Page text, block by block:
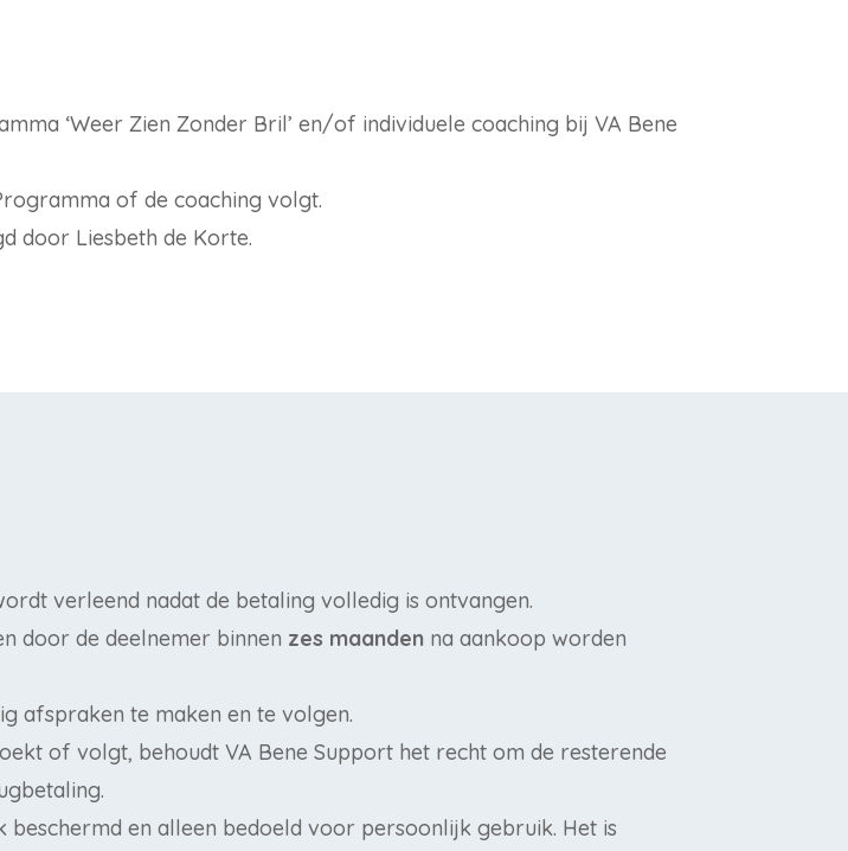
‘Weer Zien Zonder Bril’ en/of individuele coaching bij VA Bene
of de coaching volgt.
door Liesbeth de Korte.
verleend nadat de betaling volledig is ontvangen.
door de deelnemer binnen zes maanden na aankoop worden
afspraken te maken en te volgen.
of volgt, behoudt VA Bene Support het recht om de resterende
en alleen bedoeld voor persoonlijk gebruik. Het is